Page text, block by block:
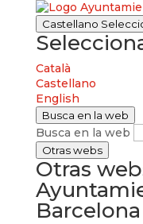
Castellano
Català
Castellano
English
Busca en la web
Busca en la web
Otras webs
Otras
Barcelona